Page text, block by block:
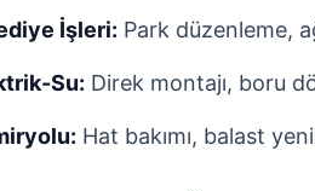
İşleri: Park düzenleme,
Su: Direk montajı, boru
Hat bakımı, balast